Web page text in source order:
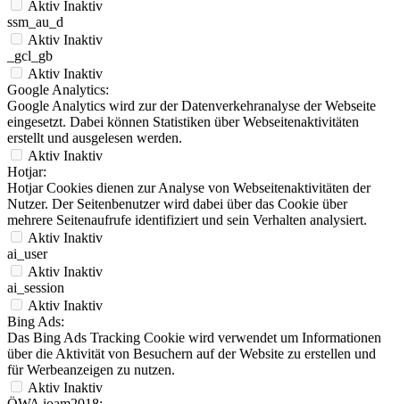
Aktiv Inaktiv
ssm_au_d
Aktiv Inaktiv
_gcl_gb
Aktiv Inaktiv
Google Analytics:
Google Analytics wird zur der Datenverkehranalyse der Webseite
eingesetzt. Dabei können Statistiken über Webseitenaktivitäten
erstellt und ausgelesen werden.
Aktiv Inaktiv
Hotjar:
Hotjar Cookies dienen zur Analyse von Webseitenaktivitäten der
Nutzer. Der Seitenbenutzer wird dabei über das Cookie über
mehrere Seitenaufrufe identifiziert und sein Verhalten analysiert.
Aktiv Inaktiv
ai_user
Aktiv Inaktiv
ai_session
Aktiv Inaktiv
Bing Ads:
Das Bing Ads Tracking Cookie wird verwendet um Informationen
über die Aktivität von Besuchern auf der Website zu erstellen und
für Werbeanzeigen zu nutzen.
Aktiv Inaktiv